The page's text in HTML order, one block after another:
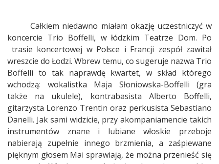
Całkiem niedawno miałam okazję uczestniczyć w
koncercie Trio Boffelli, w łódzkim Teatrze Dom. Po
trasie koncertowej w Polsce i Francji zespół zawitał
wreszcie do Łodzi. Wbrew temu, co sugeruje nazwa Trio
Boffelli to tak naprawdę kwartet, w skład którego
wchodzą: wokalistka Maja Słoniowska-Boffelli (gra
także na ukulele), kontrabasista Alberto Boffelli,
gitarzysta Lorenzo Trentin oraz perkusista Sebastiano
Danelli. Jak sami widzicie, przy akompaniamencie takich
instrumentów znane i lubiane włoskie przeboje
nabierają zupełnie innego brzmienia, a zaśpiewane
pięknym głosem Mai sprawiają, że można przenieść się